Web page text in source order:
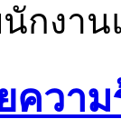
นักงา
ควา